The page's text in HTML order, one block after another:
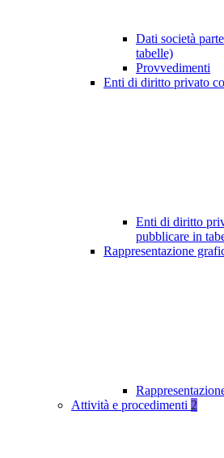
Dati società
tabelle)
Provvedimenti
Enti di diritto privato
Enti di diritto
pubblicare in
Rappresentazione
Attività e procedimenti 2